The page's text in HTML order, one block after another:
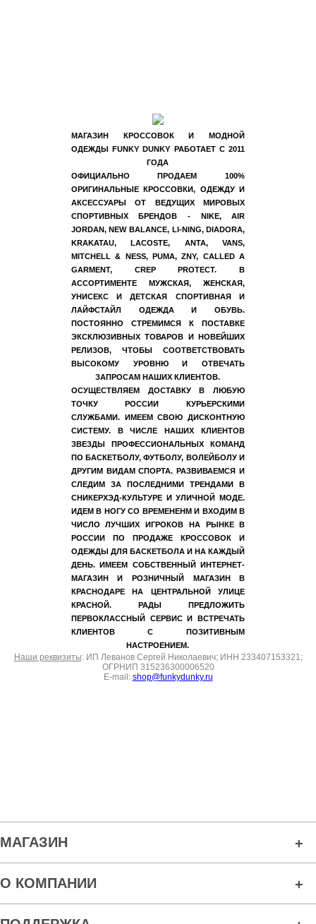
МАГАЗИН КРОССОВОК И МОДНОЙ
ОДЕЖДЫ FUNKY DUNKY РАБОТАЕТ С 2011
ГОДА
ОФИЦИАЛЬНО ПРОДАЕМ 100%
ОРИГИНАЛЬНЫЕ КРОССОВКИ, ОДЕЖДУ И
АКСЕССУАРЫ ОТ ВЕДУЩИХ МИРОВЫХ
СПОРТИВНЫХ БРЕНДОВ - NIKE, AIR
JORDAN, NEW BALANCE, LI-NING, DIADORA,
KRAKATAU, LACOSTE, ANTA, VANS,
MITCHELL & NESS, PUMA, ZNY, CALLED A
GARMENT, CREP PROTECT. В
АССОРТИМЕНТЕ МУЖСКАЯ, ЖЕНСКАЯ,
УНИСЕКС И ДЕТСКАЯ СПОРТИВНАЯ И
ЛАЙФСТАЙЛ ОДЕЖДА И ОБУВЬ.
ПОСТОЯННО СТРЕМИМСЯ К ПОСТАВКЕ
ЭКСКЛЮЗИВНЫХ ТОВАРОВ И НОВЕЙШИХ
РЕЛИЗОВ, ЧТОБЫ СООТВЕТСТВОВАТЬ
ВЫСОКОМУ УРОВНЮ И ОТВЕЧАТЬ
ЗАПРОСАМ НАШИХ КЛИЕНТОВ.
ОСУЩЕСТВЛЯЕМ ДОСТАВКУ В ЛЮБУЮ
ТОЧКУ РОССИИ КУРЬЕРСКИМИ
СЛУЖБАМИ. ИМЕЕМ СВОЮ ДИСКОНТНУЮ
СИСТЕМУ. В ЧИСЛЕ НАШИХ КЛИЕНТОВ
ЗВЕЗДЫ ПРОФЕССИОНАЛЬНЫХ КОМАНД
ПО БАСКЕТБОЛУ, ФУТБОЛУ, ВОЛЕЙБОЛУ И
ДРУГИМ ВИДАМ СПОРТА. РАЗВИВАЕМСЯ И
СЛЕДИМ ЗА ПОСЛЕДНИМИ ТРЕНДАМИ В
СНИКЕРХЭД-КУЛЬТУРЕ И УЛИЧНОЙ МОДЕ.
ИДЕМ В НОГУ СО ВРЕМЕНЕНМ И ВХОДИМ В
ЧИСЛО ЛУЧШИХ ИГРОКОВ НА РЫНКЕ В
РОССИИ ПО ПРОДАЖЕ КРОССОВОК И
ОДЕЖДЫ ДЛЯ БАСКЕТБОЛА И НА КАЖДЫЙ
ДЕНЬ. ИМЕЕМ СОБСТВЕННЫЙ ИНТЕРНЕТ-
МАГАЗИН И РОЗНИЧНЫЙ МАГАЗИН В
КРАСНОДАРЕ НА ЦЕНТРАЛЬНОЙ УЛИЦЕ
КРАСНОЙ. РАДЫ ПРЕДЛОЖИТЬ
ПЕРВОКЛАССНЫЙ СЕРВИС И ВСТРЕЧАТЬ
КЛИЕНТОВ С ПОЗИТИВНЫМ
НАСТРОЕНИЕМ.
Наши реквизиты: ИП Леванов Сергей Николаевич; ИНН 233407153321;
ОГРНИП 315236300006520
E-mail: shop@funkydunky.ru
МАГАЗИН
О КОМПАНИИ